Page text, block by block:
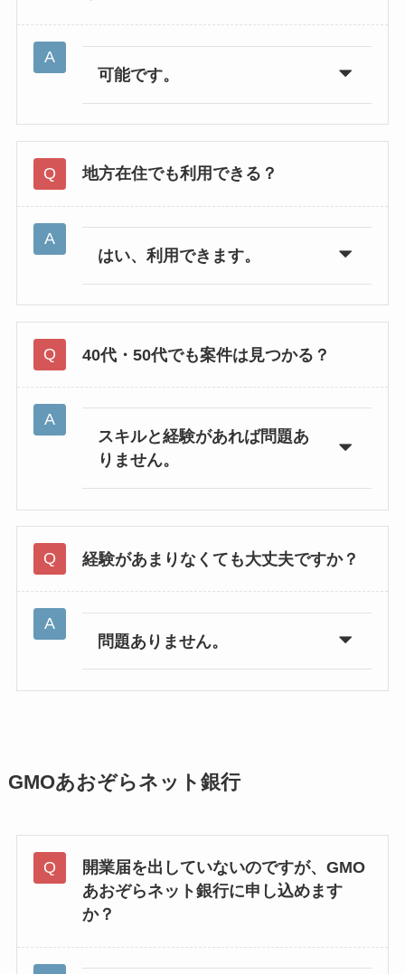
可能です。
地方在住でも利用できる？
はい、利用できます。
40代・50代でも案件は見つかる？
スキルと経験があれば問題あ
りません。
経験があまりなくても大丈夫ですか？
問題ありません。
GMOあおぞらネット銀行
開業届を出していないのですが、GMO
あおぞらネット銀行に申し込めます
か？